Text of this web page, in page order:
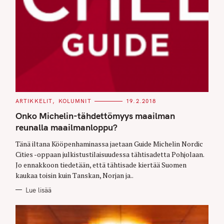
C
T
E
G
O
I
E
S
ARTIKKELIT KOLUMNIT 19.2.2018
Onko Michelin-tähdettömyys maailman
reunalla maailmanloppu?
Tänä iltana Kööpenhaminassa jaetaan Guide Michelin Nordic
Cities -oppaan julkistustilaisuudessa tähtisadetta Pohjolaan.
Jo ennakkoon tiedetään, että tähtisade kiertää Suomen
kaukaa toisin kuin Tanskan, Norjan ja..
Lue lisää